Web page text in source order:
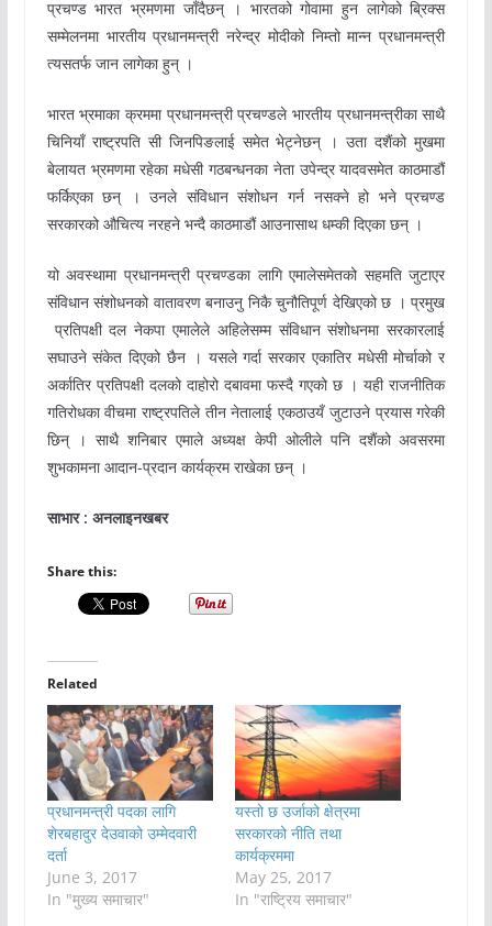
प्रचण्ड भारत भ्रमणमा जाँदैछन् । भारतको गोवामा हुन लागेको बि्रक्स
सम्मेलनमा भारतीय प्रधानमन्त्री नरेन्द्र मोदीको निम्तो मान्न प्रधानमन्त्री
त्यसतर्फ जान लागेका हुन् ।
भारत भ्रमाका क्रममा प्रधानमन्त्री प्रचण्डले भारतीय प्रधानमन्त्रीका साथै
चिनियाँ राष्ट्रपति सी जिनपिङलाई समेत भेट्नेछन् । उता दशैंको मुखमा
बेलायत भ्रमणमा रहेका मधेसी गठबन्धनका नेता उपेन्द्र यादवसमेत काठमाडौं
फर्किएका छन् । उनले संविधान संशोधन गर्न नसक्ने हो भने प्रचण्ड
सरकारको औचित्य नरहने भन्दै काठमाडौं आउनासाथ धम्की दिएका छन् ।
यो अवस्थामा प्रधानमन्त्री प्रचण्डका लागि एमालेसमेतको सहमति जुटाएर
संविधान संशोधनको वातावरण बनाउनु निकै चुनौतिपूर्ण देखिएको छ । प्रमुख
प्रतिपक्षी दल नेकपा एमालेले अहिलेसम्म संविधान संशोधनमा सरकारलाई
सघाउने संकेत दिएको छैन । यसले गर्दा सरकार एकातिर मधेसी मोर्चाको र
अर्कातिर प्रतिपक्षी दलको दाहोरो दबावमा फस्दै गएको छ । यही राजनीतिक
गतिरोधका वीचमा राष्ट्रपतिले तीन नेतालाई एकठाउयँ जुटाउने प्रयास गरेकी
छिन् । साथै शनिबार एमाले अध्यक्ष केपी ओलीले पनि दशैंको अवसरमा
शुभकामना आदान-प्रदान कार्यक्रम राखेका छन् ।
साभार : अनलाइनखबर
Share this:
Related
प्रधानमन्त्री पदका लागि
शेरबहादुर देउवाको उम्मेदवारी
दर्ता
June 3, 2017
In "मुख्य समाचार"
यस्तो छ उर्जाको क्षेत्रमा
सरकारको नीति तथा
कार्यक्रममा
May 25, 2017
In "राष्ट्रिय समाचार"